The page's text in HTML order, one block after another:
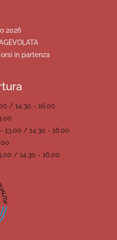
2026
in partenza
/ 14.30 - 16.00
13.00 / 14.30 - 16.00
/ 14.30 - 16.00